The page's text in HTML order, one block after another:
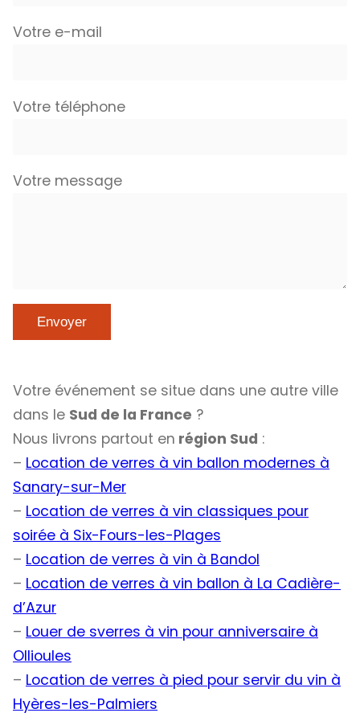
Votre e-mail
Votre téléphone
Votre message
Votre événement se situe dans une autre ville
dans le Sud de la France ?
Nous livrons partout en région Sud :
– Location de verres à vin ballon modernes à
Sanary-sur-Mer
– Location de verres à vin classiques pour
soirée à Six-Fours-les-Plages
– Location de verres à vin à Bandol
– Location de verres à vin ballon à La Cadière-
d’Azur
– Louer de sverres à vin pour anniversaire à
Ollioules
– Location de verres à pied pour servir du vin à
Hyères-les-Palmiers